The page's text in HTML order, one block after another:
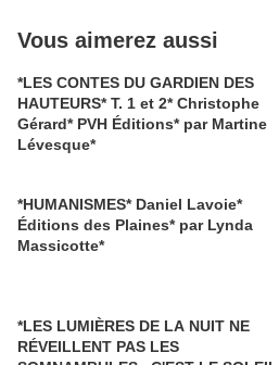
Vous aimerez aussi
*LES CONTES DU GARDIEN DES
HAUTEURS* T. 1 et 2* Christophe
Gérard* PVH Éditions* par Martine
Lévesque*
*HUMANISMES* Daniel Lavoie*
Éditions des Plaines* par Lynda
Massicotte*
*LES LUMIÈRES DE LA NUIT NE
RÉVEILLENT PAS LES